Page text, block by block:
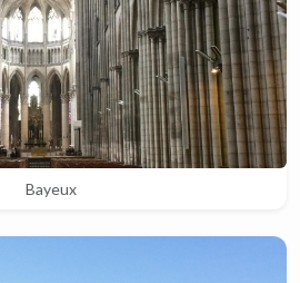
Bayeux